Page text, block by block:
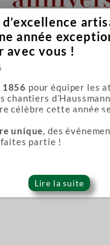
Lames pour
année
avec vous !
1856 pour équiper les
chantiers
célèbre cette année
unique, des
partie !
Lire la suite